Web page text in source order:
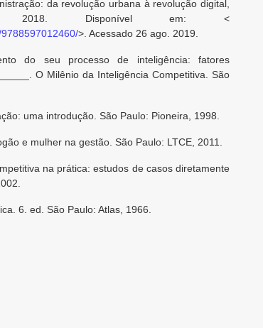
da revolução urbana à revolução digital,
2018. Disponível em: <
>. Acessado 26 ago. 2019.
do seu processo de inteligência: fatores
O Milênio da Inteligência Competitiva. São
uma introdução. São Paulo: Pioneira, 1998.
e mulher na gestão. São Paulo: LTCE, 2011.
na prática: estudos de casos diretamente
6. ed. São Paulo: Atlas, 1966.